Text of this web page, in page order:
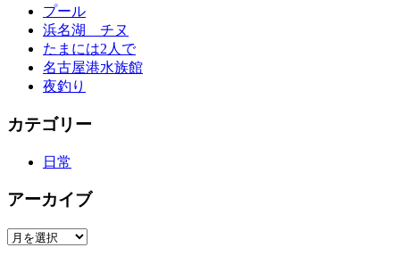
プール
浜名湖 チヌ
たまには2人で
名古屋港水族館
夜釣り
カテゴリー
日常
アーカイブ
ア